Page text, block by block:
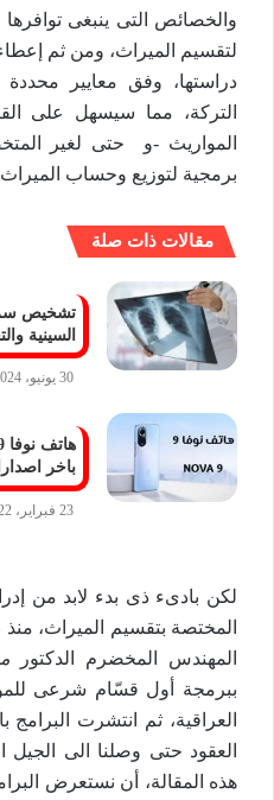
والخصائص التى ينبغى توافرها
لتقسيم الميراث، ومن ثم
دراستها، وفق معايير
التركة، مما سيسهل على
المواريث -و حتى لغير
برمجية لتوزيع وحساب
مقالات ذات صلة
تشخيص
السينية
30 يونيو، 2024
باخر
23 فبراير، 2022
لكن بادىء ذى بدء لابد من
المهندس المخضرم الدكتور
ببرمجة أول قسّام شرعى
العراقية، ثم انتشرت
العقود حتى وصلنا الى الجيل
هذه المقالة، أن نستعرض